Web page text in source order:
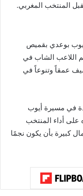
المنتخب المغربي.
بوعدي بقميص
اللاعب الشاب في
عمقاً وتنوعاً في
في مسيرة أيوب
على أداء المنتخب
كبيرة بأن يكون نجمًا